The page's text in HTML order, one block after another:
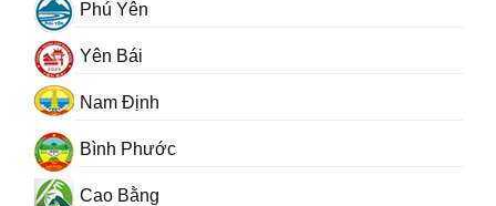
Phú Yên
Yên Bái
Nam Định
Bình Phước
Cao Bằng